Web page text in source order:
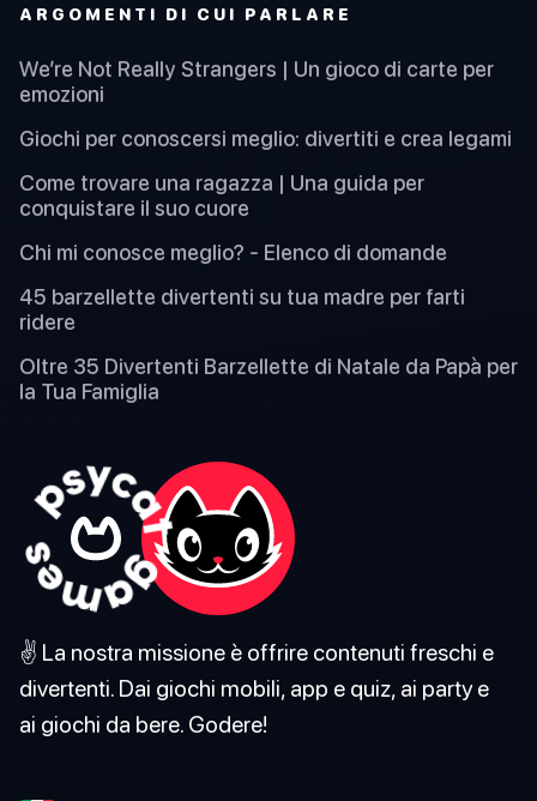
ARGOMENTI DI CUI PARLARE
We’re Not Really Strangers | Un gioco di carte per
emozioni
Giochi per conoscersi meglio: divertiti e crea legami
Come trovare una ragazza | Una guida per
conquistare il suo cuore
Chi mi conosce meglio? - Elenco di domande
45 barzellette divertenti su tua madre per farti
ridere
Oltre 35 Divertenti Barzellette di Natale da Papà per
la Tua Famiglia
✌️ La nostra missione è offrire contenuti freschi e
divertenti. Dai giochi mobili, app e quiz, ai party e
ai giochi da bere. Godere!